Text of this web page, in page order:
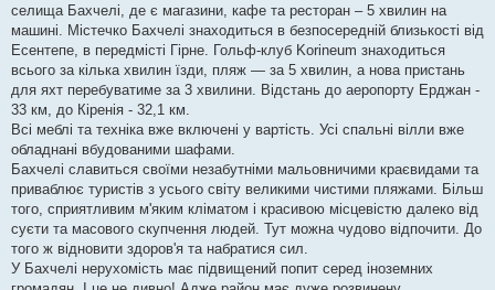
селища Бахчелі, де є магазини, кафе та ресторан – 5 хвилин на
машині. Містечко Бахчелі знаходиться в безпосередній близькості від
Есентепе, в передмісті Гірне. Гольф-клуб Korineum знаходиться
всього за кілька хвилин їзди, пляж — за 5 хвилин, а нова пристань
для яхт перебуватиме за 3 хвилини. Відстань до аеропорту Ерджан -
33 км, до Кіренія - 32,1 км.
Всі меблі та техніка вже включені у вартість. Усі спальні вілли вже
обладнані вбудованими шафами.
Бахчелі славиться своїми незабутніми мальовничими краєвидами та
приваблює туристів з усього світу великими чистими пляжами. Більш
того, сприятливим м'яким кліматом і красивою місцевістю далеко від
суєти та масового скупчення людей. Тут можна чудово відпочити. До
того ж відновити здоров'я та набратися сил.
У Бахчелі нерухомість має підвищений попит серед іноземних